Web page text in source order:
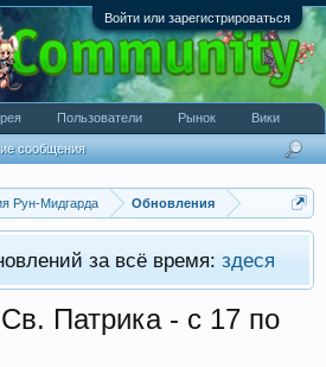
Войти или зарегистрироваться
Рун-Мидгарда Обновления
за всё время: здеся
Патрика - c 17 по
сообщения
Пользователи Рынок Вики